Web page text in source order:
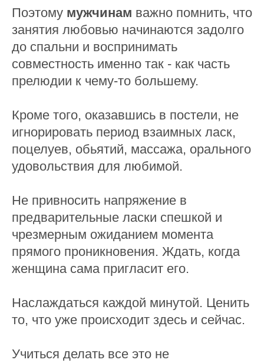
Поэтому мужчинам важно помнить, что
занятия любовью начинаются задолго
до спальни и воспринимать
совместность именно так - как часть
прелюдии к чему-то большему.
Кроме того, оказавшись в постели, не
игнорировать период взаимных ласк,
поцелуев, обьятий, массажа, орального
удовольствия для любимой.
Не привносить напряжение в
предварительные ласки спешкой и
чрезмерным ожиданием момента
прямого проникновения. Ждать, когда
женщина сама пригласит его.
Наслаждаться каждой минутой. Ценить
то, что уже происходит здесь и сейчас.
Учиться делать все это не